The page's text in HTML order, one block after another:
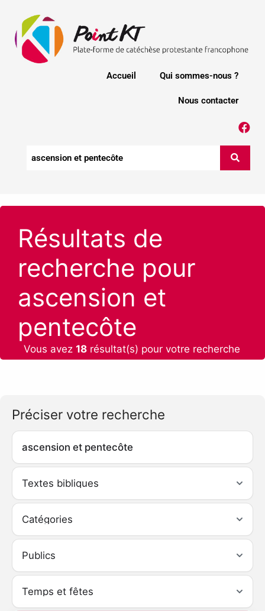
Accueil Qui sommes-nous ?
Nous contacter
Résultats de
recherche pour
ascension et
pentecôte
Vous avez 18 résultat(s) pour votre recherche
Préciser votre recherche